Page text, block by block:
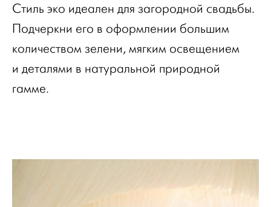
Стиль эко идеален для загородной свадьбы.
Подчеркни его в оформлении большим
количеством зелени, мягким освещением
и деталями в натуральной природной
гамме.